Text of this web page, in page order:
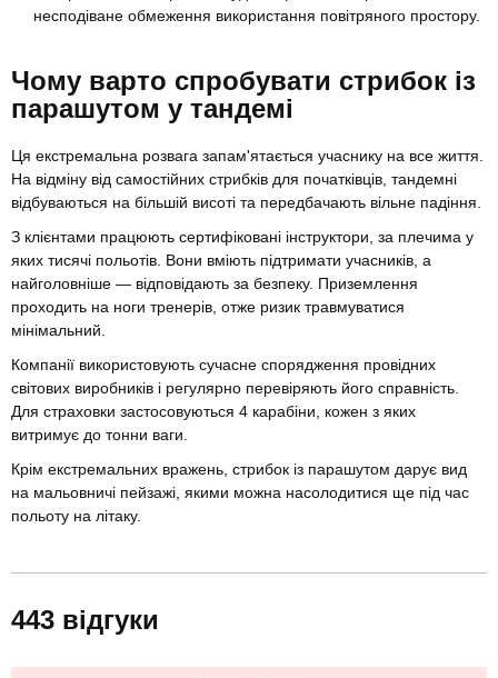
несподіване обмеження використання повітряного простору.
Чому варто спробувати стрибок із
парашутом у тандемі
Ця екстремальна розвага запам'ятається учаснику на все життя.
На відміну від самостійних стрибків для початківців, тандемні
відбуваються на більшій висоті та передбачають вільне падіння.
З клієнтами працюють сертифіковані інструктори, за плечима у
яких тисячі польотів. Вони вміють підтримати учасників, а
найголовніше — відповідають за безпеку. Приземлення
проходить на ноги тренерів, отже ризик травмуватися
мінімальний.
Компанії використовують сучасне спорядження провідних
світових виробників і регулярно перевіряють його справність.
Для страховки застосовуються 4 карабіни, кожен з яких
витримує до тонни ваги.
Крім екстремальних вражень, стрибок із парашутом дарує вид
на мальовничі пейзажі, якими можна насолодитися ще під час
польоту на літаку.
443 відгуки